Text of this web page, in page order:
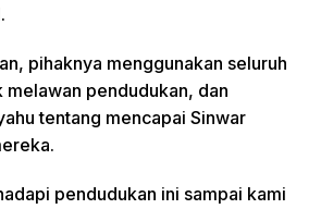
pihaknya menggunakan seluruh
melawan pendudukan, dan
tentang mencapai Sinwar
pendudukan ini sampai kami